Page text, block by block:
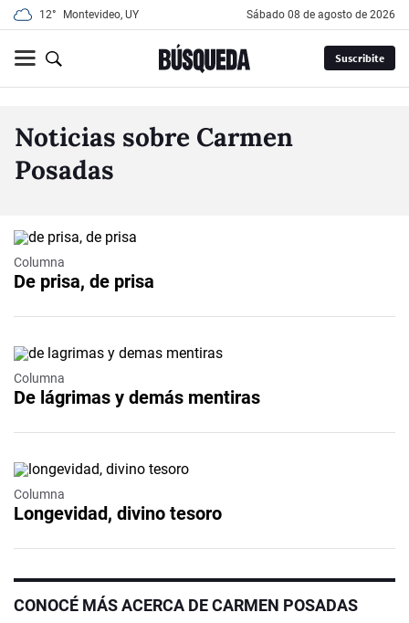
12° Montevideo, UY sábado 08 de agosto de 2026
Suscribite
Noticias sobre Carmen
Posadas
Columna
De prisa, de prisa
Columna
De lágrimas y demás mentiras
Columna
Longevidad, divino tesoro
CONOCÉ MÁS ACERCA DE CARMEN POSADAS